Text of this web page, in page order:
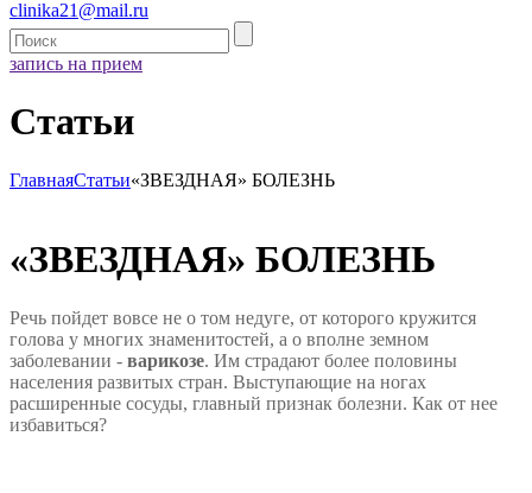
clinika21@mail.ru
запись на прием
Статьи
ГлавнаяСтатьи«ЗВЕЗДНАЯ» БОЛЕЗНЬ
«ЗВЕЗДНАЯ» БОЛЕЗНЬ
Речь пойдет вовсе не о том недуге, от которого кружится
голова у многих знаменитостей, а о вполне земном
заболевании - варикозе. Им страдают более половины
населения развитых стран. Выступающие на ногах
расширенные сосуды, главный признак болезни. Как от нее
избавиться?